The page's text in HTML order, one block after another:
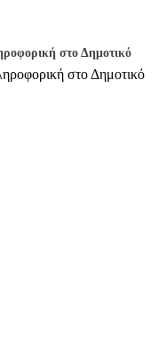
στο Δημοτικό
στο Δημοτικό